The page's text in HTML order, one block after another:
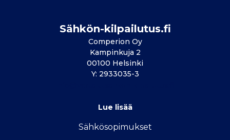
Sähkön-kilpailutus.fi
Comperion Oy
Kampinkuja 2
00100 Helsinki
Y: 2933035-3
Lue lisää
Sähkösopimukset